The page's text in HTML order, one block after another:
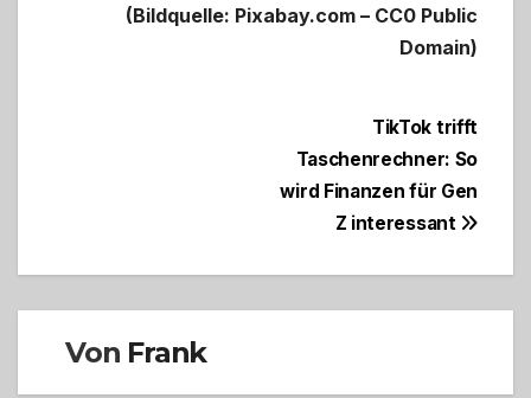
(Bildquelle: Pixabay.com – CC0 Public
Domain)
BeitragsnavigationTikTok trifft
Taschenrechner: So
wird Finanzen für Gen
Z interessant
Von Frank